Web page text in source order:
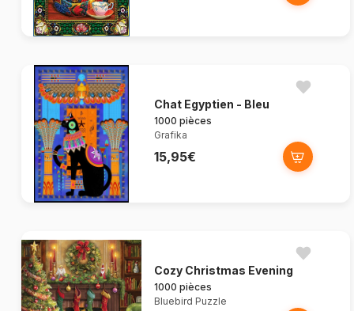
Chat Egyptien - Bleu
1000 pièces
Grafika
15,95€
Cozy Christmas Evening
1000 pièces
Bluebird Puzzle